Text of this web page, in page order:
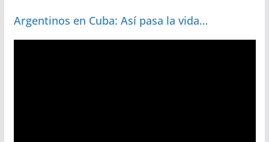
Argentinos en Cuba: Así pasa la vida…